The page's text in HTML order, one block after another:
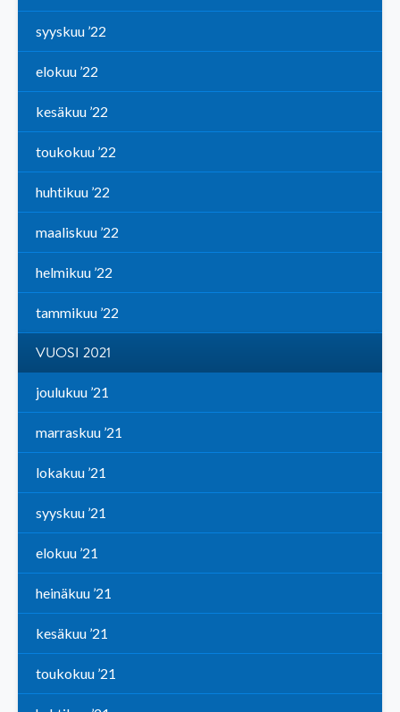
syyskuu ’22
elokuu ’22
kesäkuu ’22
toukokuu ’22
huhtikuu ’22
maaliskuu ’22
helmikuu ’22
tammikuu ’22
VUOSI 2021
joulukuu ’21
marraskuu ’21
lokakuu ’21
syyskuu ’21
elokuu ’21
heinäkuu ’21
kesäkuu ’21
toukokuu ’21